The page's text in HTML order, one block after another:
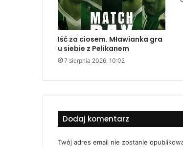
Iść za ciosem. Mławianka gra
u siebie z Pelikanem
7 sierpnia 2026, 10:02
Dodaj komentarz
Twój adres email nie zostanie